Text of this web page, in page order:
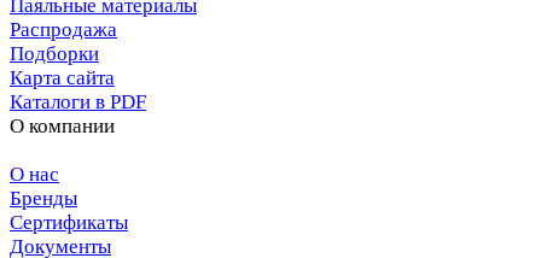
Паяльные материалы
Распродажа
Подборки
Карта сайта
Каталоги в PDF
О компании
О нас
Бренды
Сертификаты
Документы